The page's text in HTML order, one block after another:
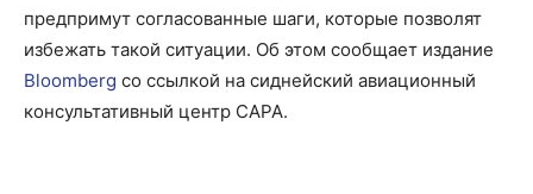
предпримут согласованные шаги, которые позволят
избежать такой ситуации. Об этом сообщает издание
Bloomberg со ссылкой на сиднейский авиационный
консультативный центр CAPA.